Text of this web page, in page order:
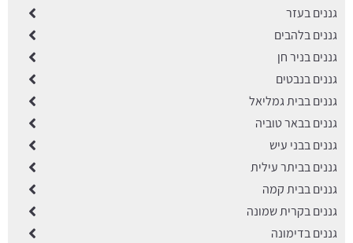
גננים בעזר
גננים בלהבים
גננים בניר חן
גננים בנבטים
גננים בבית גמליאל
גננים בבאר טוביה
גננים בבני עיש
גננים בביתר עילית
גננים בבית קמה
גננים בקרית שמונה
גננים בדימונה